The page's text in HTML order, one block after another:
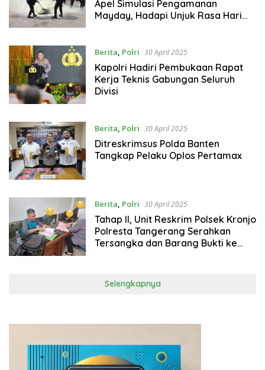
Apel Simulasi Pengamanan
Mayday, Hadapi Unjuk Rasa Hari
Berita, Polri 30 April 2025
Kapolri Hadiri Pembukaan Rapat
Kerja Teknis Gabungan Seluruh
Divisi
Berita, Polri 30 April 2025
Ditreskrimsus Polda Banten
Tangkap Pelaku Oplos Pertamax
Berita, Polri 30 April 2025
Tahap II, Unit Reskrim Polsek Kronjo
Polresta Tangerang Serahkan
Tersangka dan Barang Bukti ke
Selengkapnya